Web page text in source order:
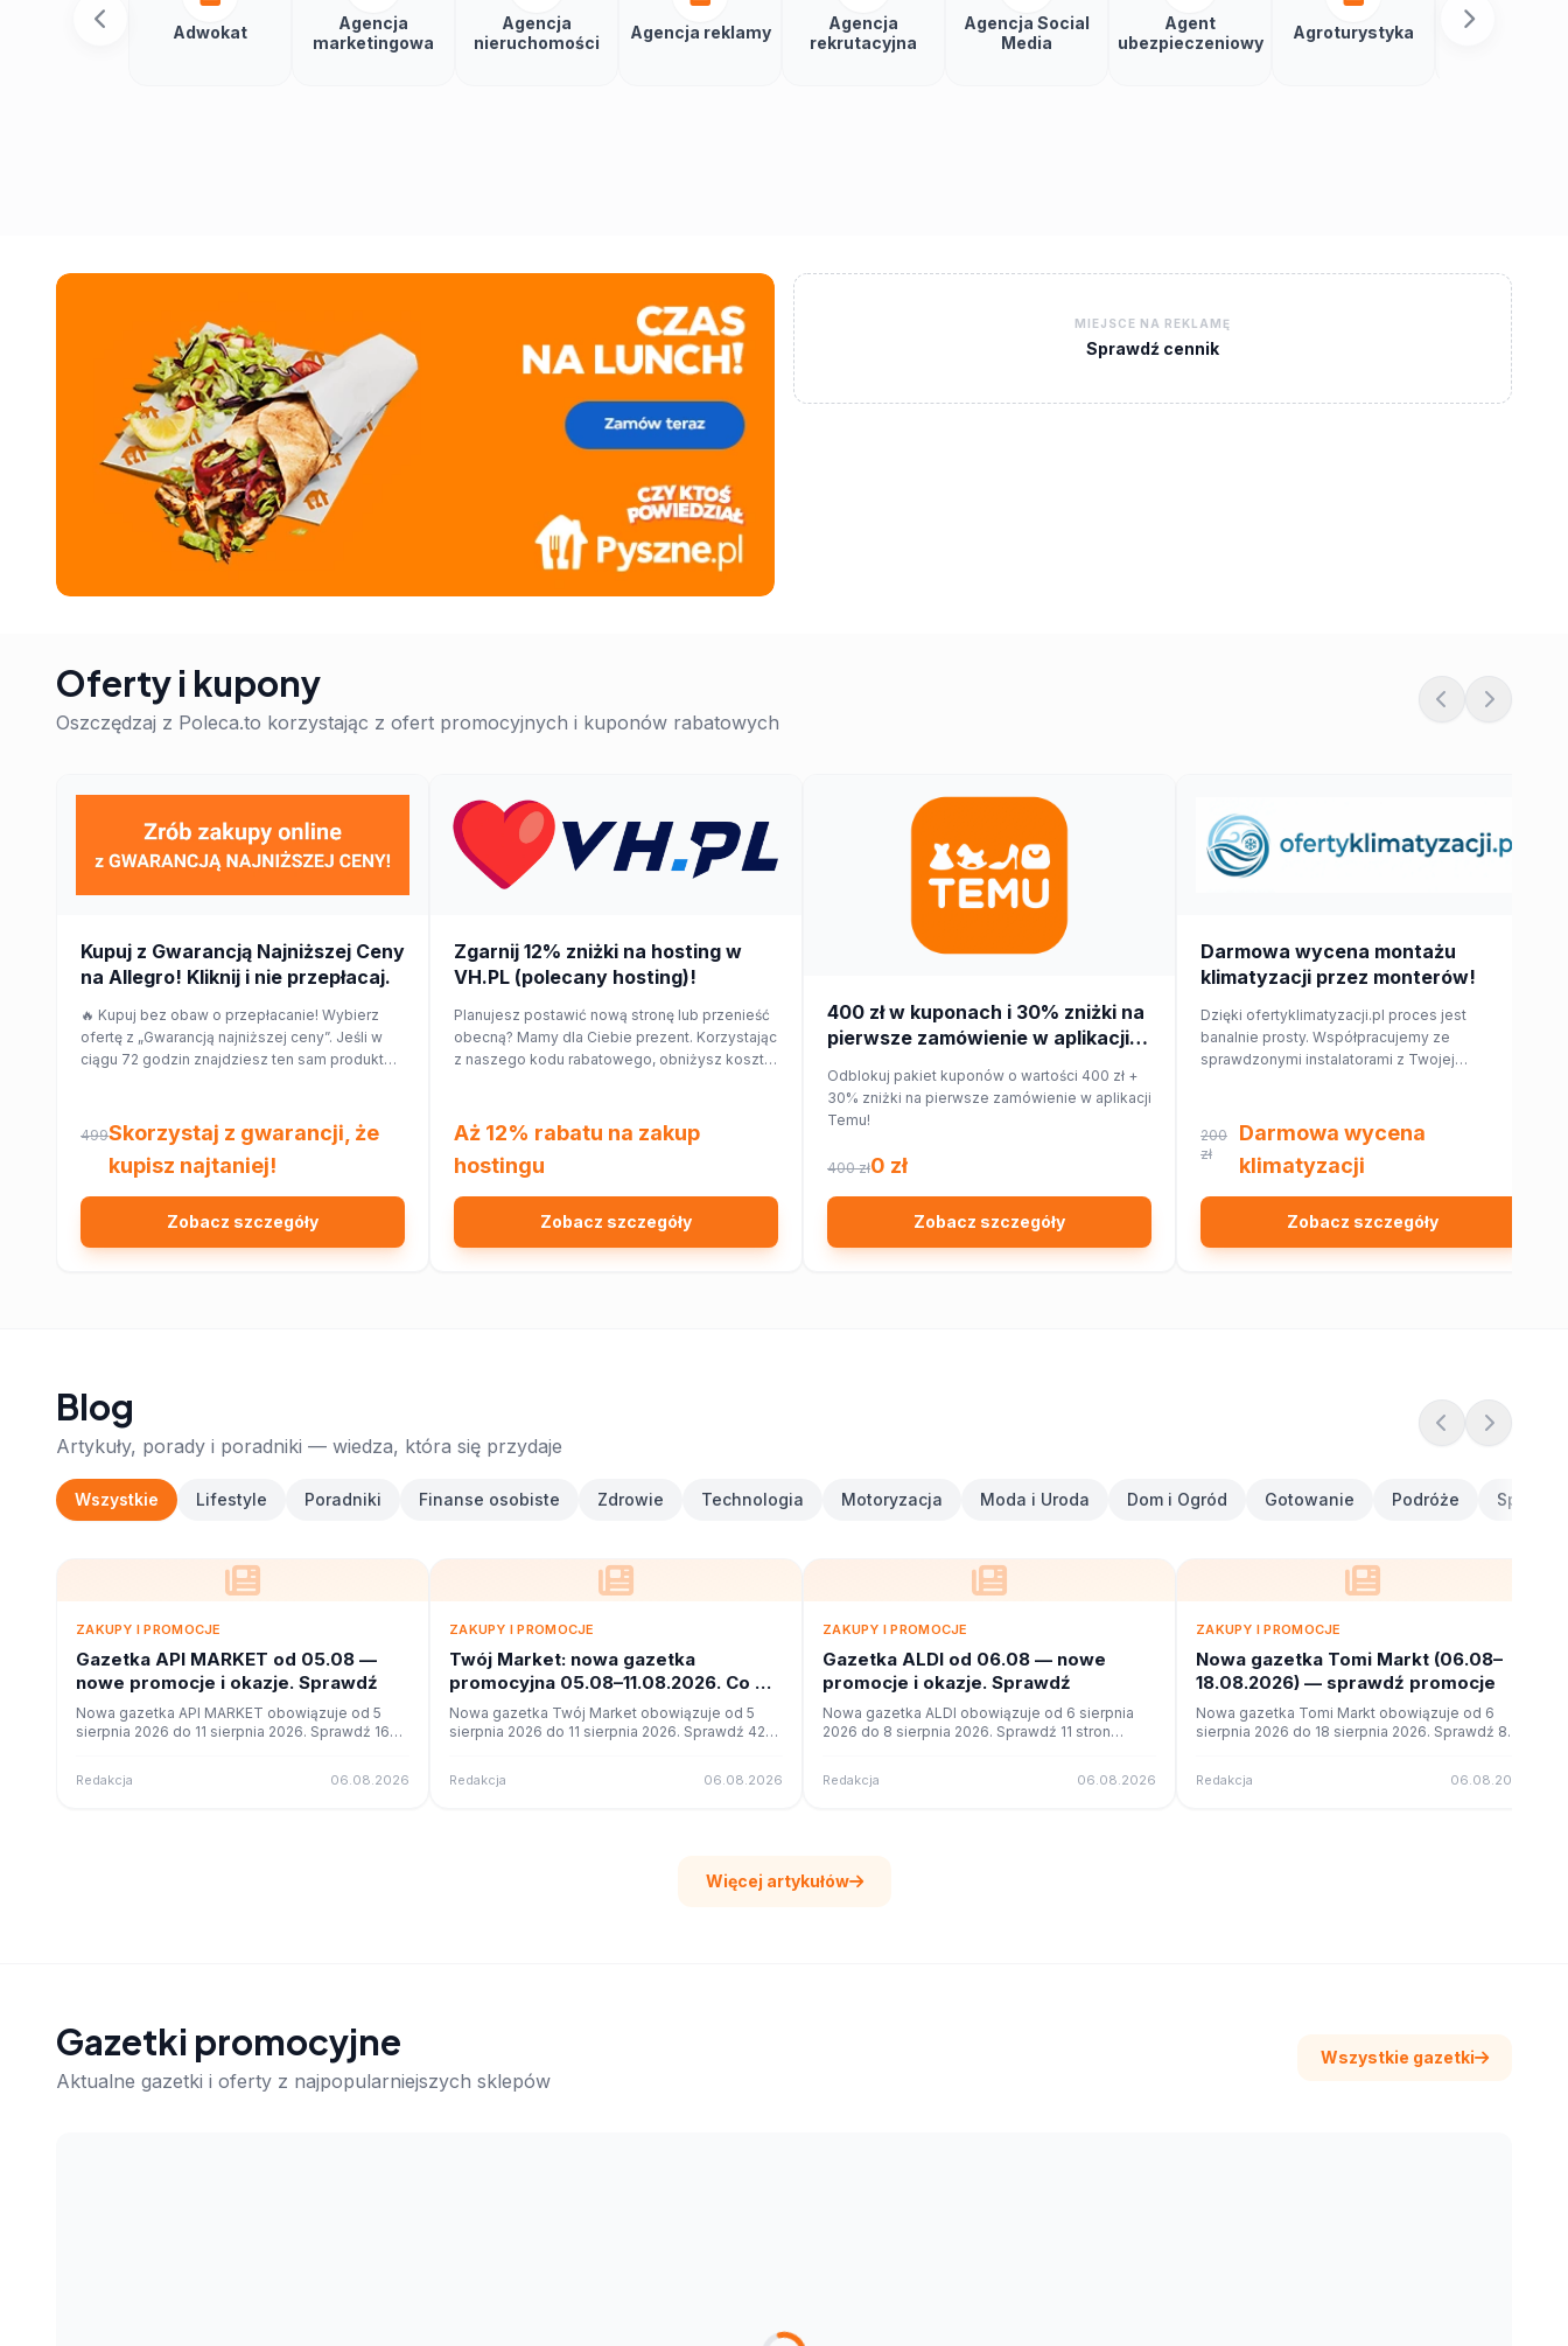
Adwokat
Agencja
marketingowa
Agencja
nieruchomości
Agencja reklamy
Agencja
rekrutacyjna
Agencja Social
Media
Agent
ubezpieczeniowy
Agroturystyka
MIEJSCE NA REKLAMĘ
Sprawdź cennik
Oferty i kupony
Oszczędzaj z Poleca.to korzystając z ofert promocyjnych i kuponów rabatowych
Kupuj z Gwarancją Najniższej Ceny
na Allegro! Kliknij i nie przepłacaj.
🔥 Kupuj bez obaw o przepłacanie! Wybierz
ofertę z „Gwarancją najniższej ceny”. Jeśli w
ciągu 72 godzin znajdziesz ten sam produkt
499Skorzystaj z gwarancji, że
kupisz najtaniej!
Zobacz szczegóły
Zgarnij 12% zniżki na hosting w
VH.PL (polecany hosting)!
Planujesz postawić nową stronę lub przenieść
obecną? Mamy dla Ciebie prezent. Korzystając
z naszego kodu rabatowego, obniżysz koszt
Aż 12% rabatu na zakup
hostingu
Zobacz szczegóły
400 zł w kuponach i 30% zniżki na
pierwsze zamówienie w aplikacji
Odblokuj pakiet kuponów o wartości 400 zł +
30% zniżki na pierwsze zamówienie w aplikacji
Temu!
400 zł0 zł
Zobacz szczegóły
Darmowa wycena montażu
klimatyzacji przez monterów!
Dzięki ofertyklimatyzacji.pl proces jest
banalnie prosty. Współpracujemy ze
sprawdzonymi instalatorami z Twojej
domu lub mieszkania.
200
zł
Darmowa wycena
klimatyzacji
Zobacz szczegóły
Blog
Artykuły, porady i poradniki — wiedza, która się przydaje
Wszystkie Lifestyle Poradniki Finanse osobiste Zdrowie Technologia Motoryzacja Moda i Uroda Dom i Ogród Gotowanie Podróże Sport i
ZAKUPY I PROMOCJE
Gazetka API MARKET od 05.08 —
nowe promocje i okazje. Sprawdź
Nowa gazetka API MARKET obowiązuje od 5
sierpnia 2026 do 11 sierpnia 2026. Sprawdź 16
Redakcja 06.08.2026
ZAKUPY I PROMOCJE
Twój Market: nowa gazetka
promocyjna 05.08–11.08.2026. Co w
ofercie?
Nowa gazetka Twój Market obowiązuje od 5
sierpnia 2026 do 11 sierpnia 2026. Sprawdź 42
Redakcja 06.08.2026
ZAKUPY I PROMOCJE
Gazetka ALDI od 06.08 — nowe
promocje i okazje. Sprawdź
Nowa gazetka ALDI obowiązuje od 6 sierpnia
2026 do 8 sierpnia 2026. Sprawdź 11 stron
Redakcja 06.08.2026
ZAKUPY I PROMOCJE
Nowa gazetka Tomi Markt (06.08–
18.08.2026) — sprawdź promocje
Nowa gazetka Tomi Markt obowiązuje od 6
sierpnia 2026 do 18 sierpnia 2026. Sprawdź 8
Redakcja 06.08.2026
Więcej artykułów
Gazetki promocyjne
Aktualne gazetki i oferty z najpopularniejszych sklepów
Wszystkie gazetki